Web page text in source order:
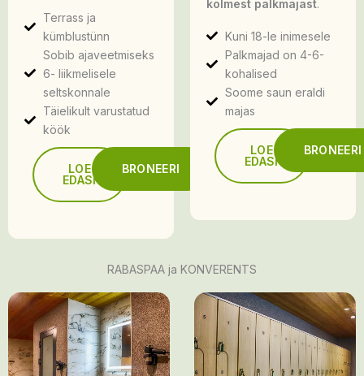
Terrass ja
kümblustünn
Sobib ajaveetmiseks
6- liikmelisele
seltskonnale
Täielikult varustatud
köök
LOE
EDASI
BRONEERI
kolmest palkmajast.
Kuni 18-le inimesele
Palkmajad on 4-6-
kohalised
Soome saun eraldi
majas
LOE
EDASI
BRONEERI
RABASPAA ja KONVERENTS